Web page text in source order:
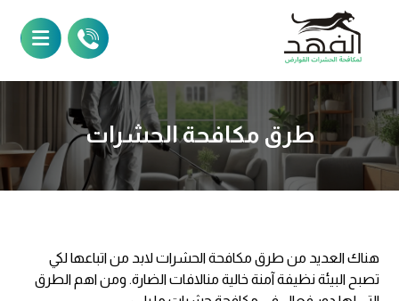
طرق مكافحة الحشرات
هناك العديد من طرق مكافحة الحشرات لابد من اتباعها لكي
تصبح البيئة نظيفة آمنة خالية منالافات الضارة. ومن اهم الطرق